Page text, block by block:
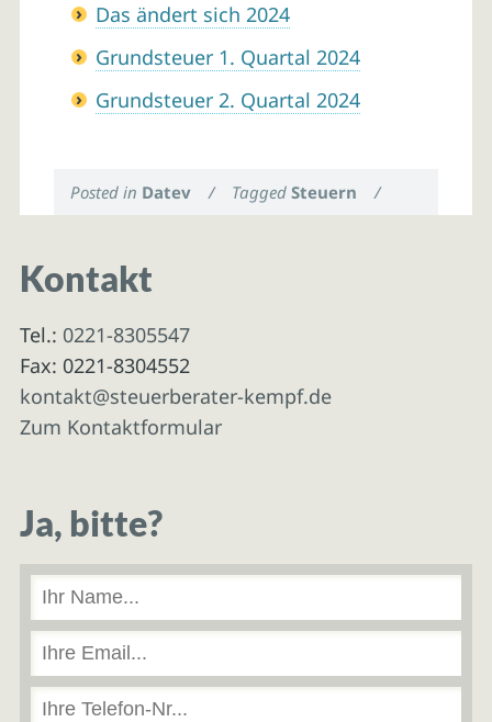
Das ändert sich 2024
Grundsteuer 1. Quartal 2024
Grundsteuer 2. Quartal 2024
Posted in Datev / TaggedSteuern /
Kontakt
Tel.: 0221-8305547
Fax: 0221-8304552
kontakt@steuerberater-kempf.de
Zum Kontaktformular
Ja, bitte?